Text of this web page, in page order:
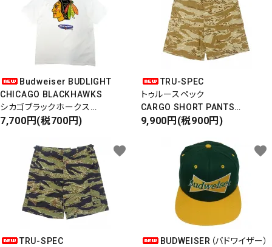
Budweiser BUDLIGHT
CHICAGO BLACKHAWKS
シカゴブラックホークス
半袖Tシャツ
7,700円(税700円)
TRU-SPEC
トゥルースペック
CARGO SHORT PANTS
カーゴショートパンツ
タイガーカモ
9,900円(税900円)
TRU-SPEC
favorite
BUDWEISER（バドワイザー）
favorite